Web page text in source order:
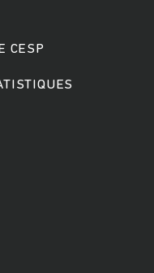
CESP